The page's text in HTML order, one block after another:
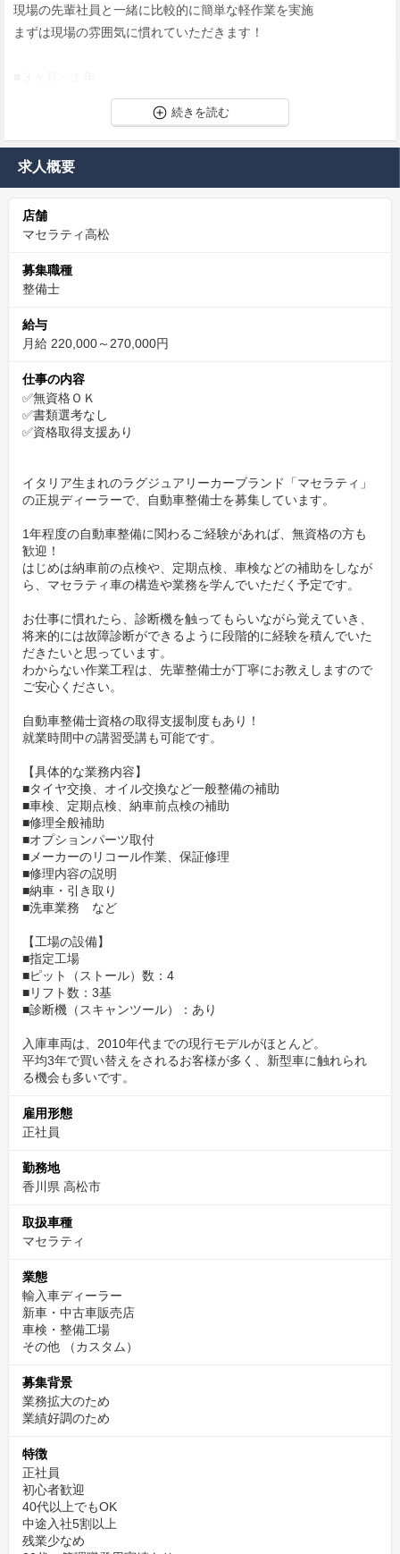
現場の先輩社員と一緒に比較的に簡単な軽作業を実施
まずは現場の雰囲気に慣れていただきます！
法定点検や車検を中心。
ご経験やご希望に合わせて、その他整備もお願いします。
新入社員に対しては、担当の先輩社員が丁寧にフォローします。
未経験スタートの先輩社員も活躍中！！
どんどん新しい作業に挑戦してください。
べる環境です
一般的に整備士は横のつながりを構築しづらい仕事ですが、メー
カー研修で他社の整備士と交流する機会が多くあります。
初めての整備であっても全く問題ありません。興味と向上心を持
ち、技術を極めたい人たちとの交流はきっとあなたにとってプラ
スの経験となるでしょう。
20代のマネージャー登用実績あり。ご年齢問わず、実績に応じて
年齢は結果とイコールではありません。
将来的に近隣県にも店舗を増やしていく予定なので、主要ポスト
へのチャンスも多くあります。
残業ほぼ無し！定時に上がれるから、プライベートも
充実
残業はほとんど無く、多く発生した月でも10時間ほど。
りを行うことが当社の発展につながると考えております。
万全のサポート、経験者による技術指導
人間の行う作業にミスはつきものです。
なぜ起こってしまったのかを考え、次からは発生しないようにす
る、そうすることで作業精度は向上していくものです。
そのような経験値を持っているベテランの整備士が当社には多数
就業しており、創業から培った経験が万全のサポートにつながっ
ております。
できます。
求人概要
店舗
マセラティ高松
募集職種
整備士
給与
月給 220,000～270,000円
仕事の内容
✅無資格ＯＫ
✅書類選考なし
✅資格取得支援あり
イタリア生まれのラグジュアリーカーブランド「マセラティ」
の正規ディーラーで、自動車整備士を募集しています。
1年程度の自動車整備に関わるご経験があれば、無資格の方も
歓迎！
はじめは納車前の点検や、定期点検、車検などの補助をしなが
ら、マセラティ車の構造や業務を学んでいただく予定です。
お仕事に慣れたら、診断機を触ってもらいながら覚えていき、
将来的には故障診断ができるように段階的に経験を積んでいた
だきたいと思っています。
わからない作業工程は、先輩整備士が丁寧にお教えしますので
ご安心ください。
自動車整備士資格の取得支援制度もあり！
就業時間中の講習受講も可能です。
【具体的な業務内容】
■タイヤ交換、オイル交換など一般整備の補助
■車検、定期点検、納車前点検の補助
■修理全般補助
■オプションパーツ取付
■メーカーのリコール作業、保証修理
■修理内容の説明
■納車・引き取り
■洗車業務 など
【工場の設備】
■指定工場
■ピット（ストール）数：4
■リフト数：3基
■診断機（スキャンツール）：あり
入庫車両は、2010年代までの現行モデルがほとんど。
平均3年で買い替えをされるお客様が多く、新型車に触れられ
る機会も多いです。
雇用形態
正社員
勤務地
香川県 高松市
取扱車種
マセラティ
業態
輸入車ディーラー
新車・中古車販売店
車検・整備工場
その他
（カスタム）
募集背景
業務拡大のため
業績好調のため
特徴
正社員
初心者歓迎
40代以上でもOK
中途入社5割以上
残業少なめ